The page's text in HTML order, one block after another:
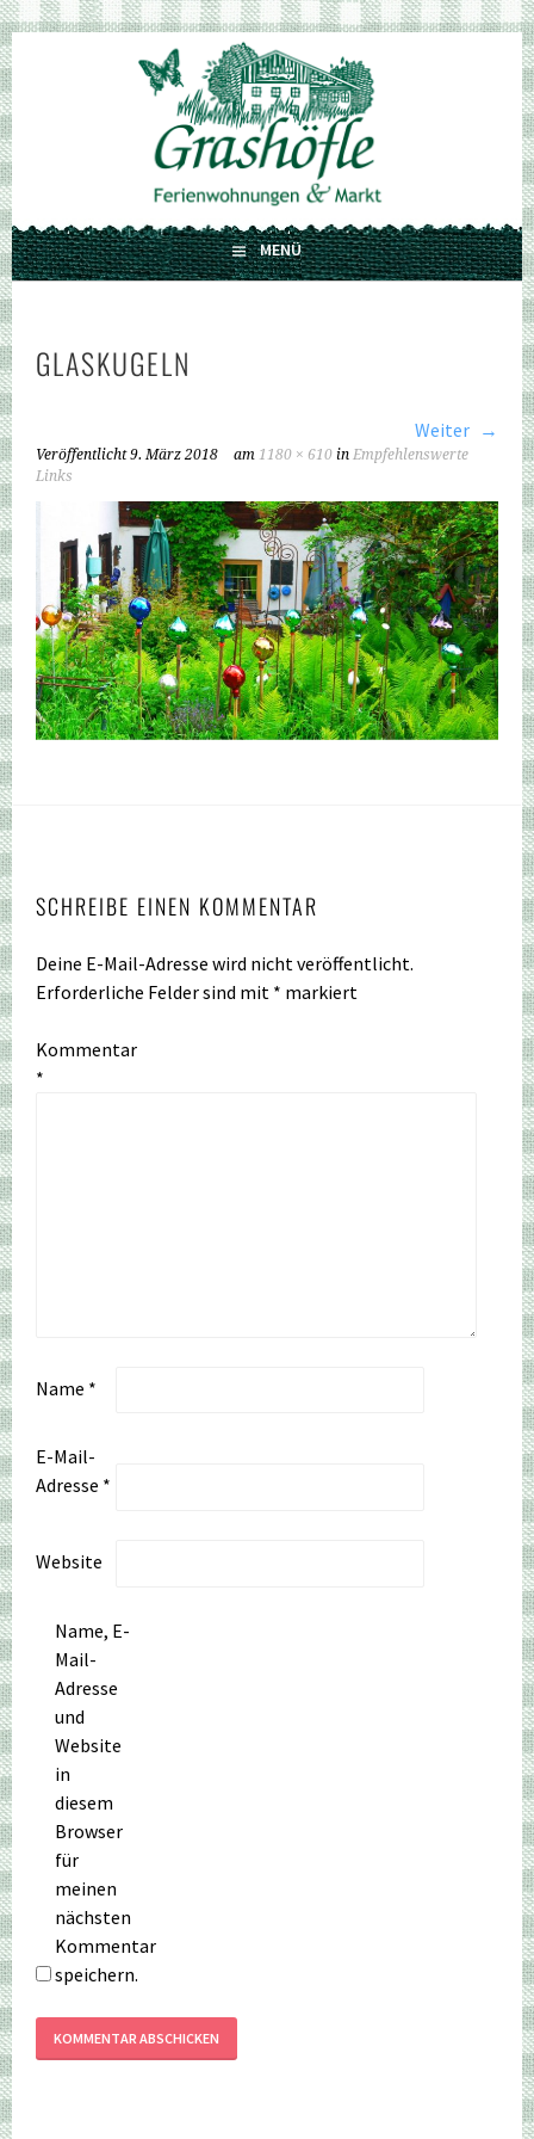
Springe
zum
Inhalt
GRASHÖFLE
FERIENWOHNUNGEN UND MARKT
MENÜ
GLASKUGELN
Weiter
Veröffentlicht9. März 2018 am 1180 × 610 inEmpfehlenswerte
Links
SCHREIBE EINEN KOMMENTAR
Deine E-Mail-Adresse wird nicht veröffentlicht.
Erforderliche Felder sind mit * markiert
Kommentar
*
Name *
E-Mail-
Adresse *
Website
Name, E-
Mail-
Adresse
und
Website
in
diesem
Browser
für
meinen
nächsten
Kommentar
speichern.